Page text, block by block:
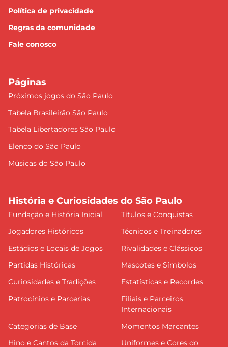
Política de privacidade
Regras da comunidade
Fale conosco
Páginas
Próximos jogos do São Paulo
Tabela Brasileirão São Paulo
Tabela Libertadores São Paulo
Elenco do São Paulo
Músicas do São Paulo
História e Curiosidades do São Paulo
Fundação e História Inicial
Títulos e Conquistas
Jogadores Históricos
Técnicos e Treinadores
Estádios e Locais de Jogos
Rivalidades e Clássicos
Partidas Históricas
Mascotes e Símbolos
Curiosidades e Tradições
Estatísticas e Recordes
Patrocínios e Parcerias
Filiais e Parceiros
Internacionais
Categorias de Base
Momentos Marcantes
Hino e Cantos da Torcida
Uniformes e Cores do